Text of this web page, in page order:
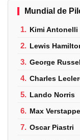
Mundial de
1. Kimi Antonelli
2. Lewis
3. George
4. Charles
5. Lando Norris
6. Max
7. Oscar Piastri